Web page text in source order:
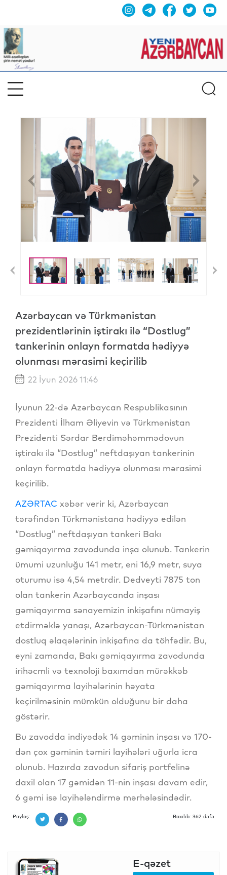
Previous
Previous
Azərbaycan və Türkmənistan
prezidentlərinin iştirakı ilə “Dostlug”
tankerinin onlayn formatda hədiyyə
olunması mərasimi keçirilib
22 İyun 2026 11:46
İyunun 22-də Azərbaycan Respublikasının
Prezidenti İlham Əliyevin və Türkmənistan
Prezidenti Sərdar Berdiməhəmmədovun
iştirakı ilə “Dostlug” neftdaşıyan tankerinin
onlayn formatda hədiyyə olunması mərasimi
keçirilib.
AZƏRTAC xəbər verir ki, Azərbaycan
tərəfindən Türkmənistana hədiyyə edilən
“Dostlug” neftdaşıyan tankeri Bakı
gəmiqayırma zavodunda inşa olunub. Tankerin
ümumi uzunluğu 141 metr, eni 16,9 metr, suya
oturumu isə 4,54 metrdir. Dedveyti 7875 ton
olan tankerin Azərbaycanda inşası
gəmiqayırma sənayemizin inkişafını nümayiş
etdirməklə yanaşı, Azərbaycan-Türkmənistan
dostluq əlaqələrinin inkişafına da töhfədir. Bu,
eyni zamanda, Bakı gəmiqayırma zavodunda
irihəcmli və texnoloji baxımdan mürəkkəb
gəmiqayırma layihələrinin həyata
keçirilməsinin mümkün olduğunu bir daha
göstərir.
Bu zavodda indiyədək 14 gəminin inşası və 170-
dən çox gəminin təmiri layihələri uğurla icra
olunub. Hazırda zavodun sifariş portfelinə
daxil olan 17 gəmidən 11-nin inşası davam edir,
6 gəmi isə layihələndirmə mərhələsindədir.
Paylaş: Baxılıb: 362 dəfə
E-qəzet